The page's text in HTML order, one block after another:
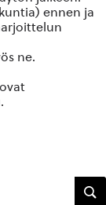
ennen ja
ne.